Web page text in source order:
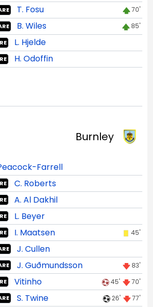
T. Fosu 70'
B. Wiles 85'
L. Hjelde
H. Odoffin
Burnley
Farrell
C. Roberts
A. Al Dakhil
L. Beyer
I. Maatsen 45'
J. Cullen
J. Guðmunds­son 83'
Vitinho 45' 70'
S. Twine 26' 77'